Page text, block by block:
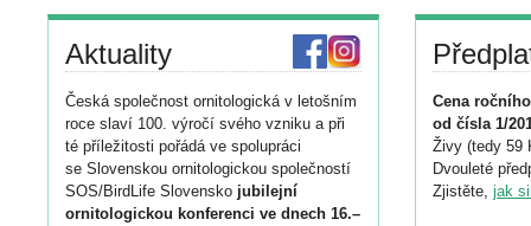
Aktuality
Česká společnost ornitologická v letošním
roce slaví 100. výročí svého vzniku a při
té příležitosti pořádá ve spolupráci
se Slovenskou ornitologickou společností
SOS/BirdLife Slovensko jubilejní
ornitologickou konferenci ve dnech 16.–
Cena
od čísla 1/
Živy (tedy 59
Dvouleté
Zjistěte, jak